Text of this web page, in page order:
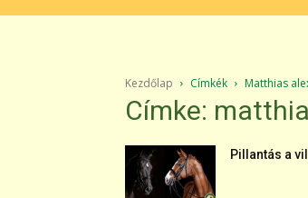
Kezdőlap Címkék Matthias
Címke:
Pillantás a